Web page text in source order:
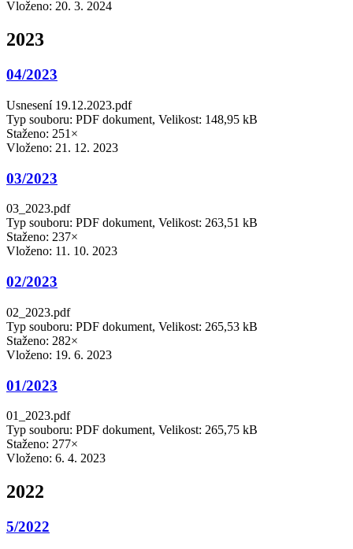
Vloženo: 20. 3. 2024
2023
04/2023
Usnesení 19.12.2023.pdf
Typ souboru: PDF dokument, Velikost: 148,95 kB
Staženo: 251×
Vloženo: 21. 12. 2023
03/2023
03_2023.pdf
Typ souboru: PDF dokument, Velikost: 263,51 kB
Staženo: 237×
Vloženo: 11. 10. 2023
02/2023
02_2023.pdf
Typ souboru: PDF dokument, Velikost: 265,53 kB
Staženo: 282×
Vloženo: 19. 6. 2023
01/2023
01_2023.pdf
Typ souboru: PDF dokument, Velikost: 265,75 kB
Staženo: 277×
Vloženo: 6. 4. 2023
2022
5/2022